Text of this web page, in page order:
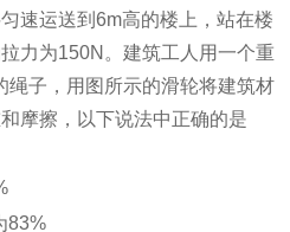
速运送到6m高的楼上，站在楼
力为150N。建筑工人用一个重
绳子，用图所示的滑轮将建筑材
摩擦，以下说法中正确的是
83%